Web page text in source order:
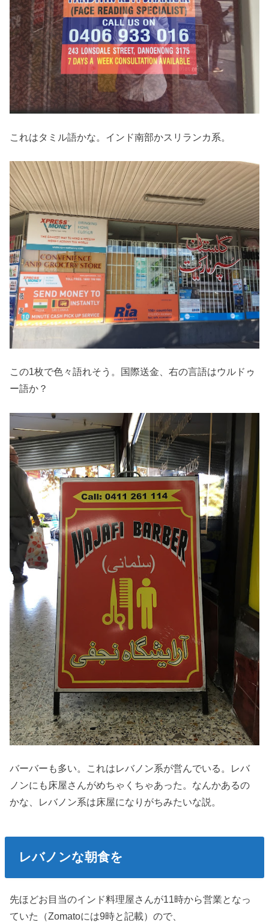
これはタミル語かな。インド南部かスリランカ系。
この1枚で色々語れそう。国際送金、右の言語はウルドゥ
ー語か？
バーバーも多い。これはレバノン系が営んでいる。レバ
ノンにも床屋さんがめちゃくちゃあった。なんかあるの
かな、レバノン系は床屋になりがちみたいな説。
レバノンな朝食を
先ほどお目当のインド料理屋さんが11時から営業となっ
ていた（Zomatoには9時と記載）ので、